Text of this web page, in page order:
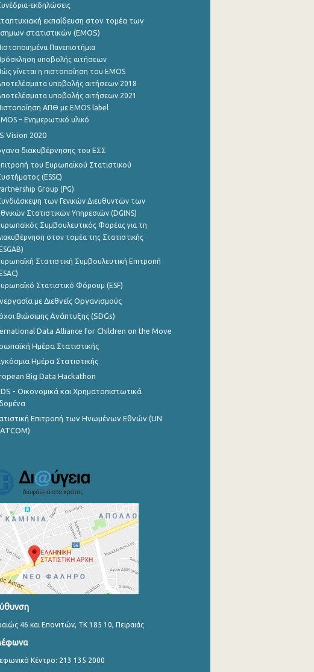
εκδηλώσεις
εκπαίδευση στον τομέα των
στατιστικών (EMOS)
Πανεπιστήμια
υποβολής αιτήσεων
γίνεται η πιστοποίηση του EMOS
υποβολής αιτήσεων 2018
υποβολής αιτήσεων 2021
ΑΠΘ με EMOS label
– Ενημερωτικό υλικό
Vision 2020
διακυβέρνησης του ΕΣΣ
του Ευρωπαϊκού Στατιστικού
(ESSC)
Group (PG)
των Γενικών Διευθυντών των
Στατιστικών Υπηρεσιών (DGINS)
Συμβουλευτικός Φορέας για τη
στον τομέα της Στατιστικής
Στατιστική Συμβουλευτική Επιτροπή
Στατιστικό Φόρουμ (ESF)
με Διεθνείς Οργανισμούς
Βιώσιμης Ανάπτυξης (SDGs)
Data Alliance for Children on the Move
Ημέρα Στατιστικής
Ημέρα Στατιστικής
Big Data Hackathon
- Οικονομικά και Χρηματοπιστωτικά
Επιτροπή των Ηνωμένων Εθνών (UN
46 και Επονιτών, ΤΚ 185 10, Πειραιάς
Κέντρο: 213 135 2000